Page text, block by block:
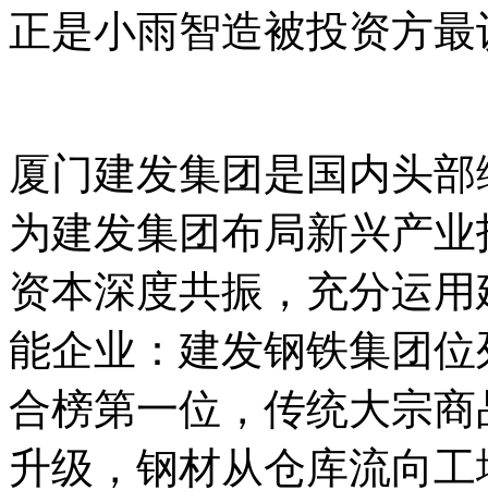
正是小雨智造被投资方
厦门建发集团是国内头
为建发集团布局新兴产
资本深度共振，充分运
能企业：建发钢铁集团
合榜第一位，传统大宗
升级，钢材从仓库流向